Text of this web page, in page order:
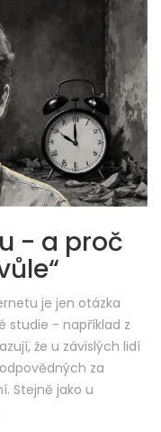
- a proč
je jen otázka
studie - například z
že u závislých lidí
za
Stejně jako u